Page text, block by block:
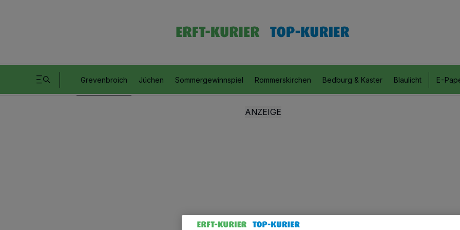
Grevenbroich Jüchen Sommergewinnspiel Rommerskirchen Bedburg & Kaster Blaulicht E-